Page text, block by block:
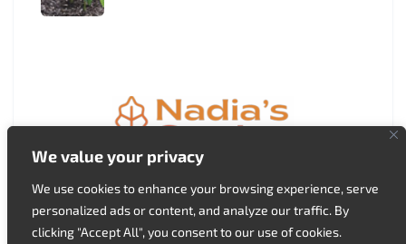
We value your privacy
We use cookies to enhance your browsing experience, serve
personalized ads or content, and analyze our traffic. By
clicking "Accept All", you consent to our use of cookies.
Nadia's Garden © 2026. All Rights Reserved.